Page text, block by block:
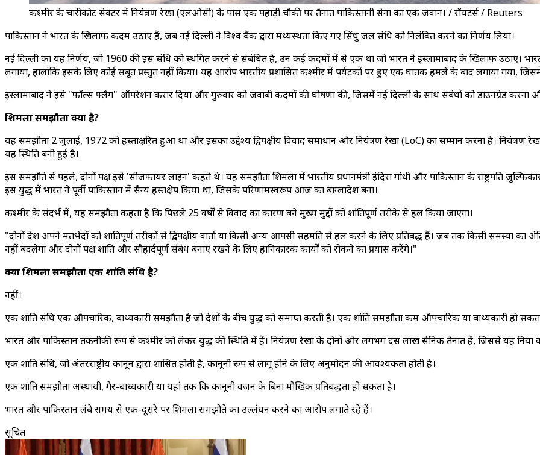
कश्मीर के चारीकोट सेक्टर में नियंत्रण रेखा (एलओसी) के पास एक पहाड़ी चौकी पर तैनात पाकिस्तानी सेना का एक जवान। / रॉयटर्स / Reuters
पाकिस्तान ने भारत के खिलाफ कदम उठाए हैं, जब नई दिल्ली ने विश्व बैंक द्वारा मध्यस्थता किए गए सिंधु जल संधि को निलंबित करने का निर्णय लिया।
नई दिल्ली का यह निर्णय, जो 1960 की इस संधि को स्थगित करने से संबंधित है, उन कई कदमों में से एक था जो भारत ने इस्लामाबाद के खिलाफ उठाए।
लगाया, हालांकि इसके लिए कोई सबूत प्रस्तुत नहीं किया। यह आरोप भारतीय प्रशासित कश्मीर में पर्यटकों पर हुए एक घातक हमले के बाद लगाया गया,
इस्लामाबाद ने इसे "फॉल्स फ्लैग" ऑपरेशन करार दिया और गुरुवार को जवाबी कदमों की घोषणा की, जिसमें नई दिल्ली के साथ संबंधों को डाउनग्रेड करना
शिमला समझौता क्या है?
यह समझौता 2 जुलाई, 1972 को हस्ताक्षरित हुआ था और इसका उद्देश्य द्विपक्षीय विवाद समाधान और नियंत्रण रेखा (LoC) का सम्मान करना है।
यह स्थिति बनी हुई है।
इस समझौते से पहले, दोनों पक्ष इसे 'सीजफायर लाइन' कहते थे। यह समझौता शिमला में भारतीय प्रधानमंत्री इंदिरा गांधी और पाकिस्तान के राष्ट्रपति
इस युद्ध में भारत ने पूर्वी पाकिस्तान में सैन्य हस्तक्षेप किया था, जिसके परिणामस्वरूप आज का बांग्लादेश बना।
कश्मीर के संदर्भ में, यह समझौता कहता है कि पिछले 25 वर्षों से विवाद का कारण बने मुख्य मुद्दों को शांतिपूर्ण तरीके से हल किया जाएगा।
"दोनों देश अपने मतभेदों को शांतिपूर्ण तरीकों से द्विपक्षीय वार्ता या किसी अन्य आपसी सहमति से हल करने के लिए प्रतिबद्ध हैं। जब तक किसी समस्या का
नहीं बदलेगा और दोनों पक्ष शांति और सौहार्दपूर्ण संबंध बनाए रखने के लिए हानिकारक कार्यों को रोकने का प्रयास करेंगे।"
क्या शिमला समझौता एक शांति संधि है?
नहीं।
एक शांति संधि एक औपचारिक, बाध्यकारी समझौता है जो देशों के बीच युद्ध को समाप्त करती है। एक शांति समझौता कम औपचारिक या बाध्यकारी हो
भारत और पाकिस्तान तकनीकी रूप से कश्मीर को लेकर युद्ध की स्थिति में हैं। नियंत्रण रेखा के दोनों ओर लगभग दस लाख सैनिक तैनात हैं, जिससे यह दुनिया
एक शांति संधि, जो अंतरराष्ट्रीय कानून द्वारा शासित होती है, कानूनी रूप से लागू होने के लिए अनुमोदन की आवश्यकता होती है।
एक शांति समझौता अस्थायी, गैर-बाध्यकारी या यहां तक कि कानूनी वजन के बिना मौखिक प्रतिबद्धता हो सकता है।
भारत और पाकिस्तान लंबे समय से एक-दूसरे पर शिमला समझौते का उल्लंघन करने का आरोप लगाते रहे हैं।
सूचित